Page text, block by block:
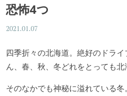
恐怖4つ
2021.01.07
四季折々の北海道。絶好のドラ
ん、春、秋、冬どれをとっても北
そのなかでも神秘に溢れている